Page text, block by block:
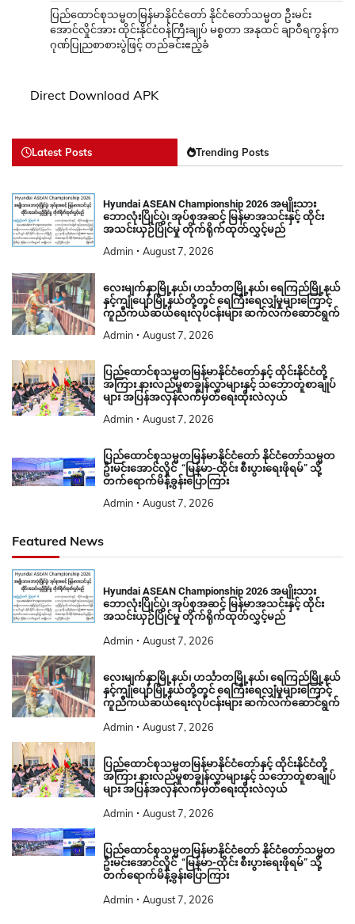
ပြည်ထောင်စုသမ္မတမြန်မာနိုင်ငံတော် နိုင်ငံတော်သမ္မတ ဦးမင်း
အောင်လှိုင်အား ထိုင်းနိုင်ငံဝန်ကြီးချုပ် မစ္စတာ အနုထင် ချာဝီရကွန်က
ဂုဏ်ပြုညစာစားပွဲဖြင့် တည်ခင်းဧည့်ခံ
Direct Download APK
Latest Posts Trending Posts
Hyundai ASEAN Championship 2026 အမျိုးသား
ဘောလုံးပြိုင်ပွဲ၊ အုပ်စုအဆင့် မြန်မာအသင်းနှင့် ထိုင်း
အသင်းယှဉ်ပြိုင်မှု တိုက်ရိုက်ထုတ်လွှင့်မည်
Admin August 7, 2026
လေးမျက်နှာမြို့နယ်၊ ဟင်္သာတမြို့နယ်၊ ရေကြည်မြို့နယ်
နှင့်ကျုံပျော်မြို့နယ်တို့တွင် ရေကြီးရေလျှံမှုများကြောင့်
ကူညီကယ်ဆယ်ရေးလုပ်ငန်းများ ဆက်လက်ဆောင်ရွက်
Admin August 7, 2026
ပြည်ထောင်စုသမ္မတမြန်မာနိုင်ငံတော်နှင့် ထိုင်းနိုင်ငံတို့
အကြား နားလည်မှုစာချွန်လွှာများနှင့် သဘောတူစာချုပ်
များ အပြန်အလှန်လက်မှတ်ရေးထိုးလဲလှယ်
Admin August 7, 2026
ပြည်ထောင်စုသမ္မတမြန်မာနိုင်ငံတော် နိုင်ငံတော်သမ္မတ
ဦးမင်းအောင်လှိုင် “မြန်မာ-ထိုင်း စီးပွားရေးဖိုရမ်” သို့
တက်ရောက်မိန့်ခွန်းပြောကြား
Admin August 7, 2026
Featured News
Hyundai ASEAN Championship 2026 အမျိုးသား
ဘောလုံးပြိုင်ပွဲ၊ အုပ်စုအဆင့် မြန်မာအသင်းနှင့် ထိုင်း
အသင်းယှဉ်ပြိုင်မှု တိုက်ရိုက်ထုတ်လွှင့်မည်
Admin August 7, 2026
လေးမျက်နှာမြို့နယ်၊ ဟင်္သာတမြို့နယ်၊ ရေကြည်မြို့နယ်
နှင့်ကျုံပျော်မြို့နယ်တို့တွင် ရေကြီးရေလျှံမှုများကြောင့်
ကူညီကယ်ဆယ်ရေးလုပ်ငန်းများ ဆက်လက်ဆောင်ရွက်
Admin August 7, 2026
ပြည်ထောင်စုသမ္မတမြန်မာနိုင်ငံတော်နှင့် ထိုင်းနိုင်ငံတို့
အကြား နားလည်မှုစာချွန်လွှာများနှင့် သဘောတူစာချုပ်
များ အပြန်အလှန်လက်မှတ်ရေးထိုးလဲလှယ်
Admin August 7, 2026
ပြည်ထောင်စုသမ္မတမြန်မာနိုင်ငံတော် နိုင်ငံတော်သမ္မတ
ဦးမင်းအောင်လှိုင် “မြန်မာ-ထိုင်း စီးပွားရေးဖိုရမ်” သို့
တက်ရောက်မိန့်ခွန်းပြောကြား
Admin August 7, 2026